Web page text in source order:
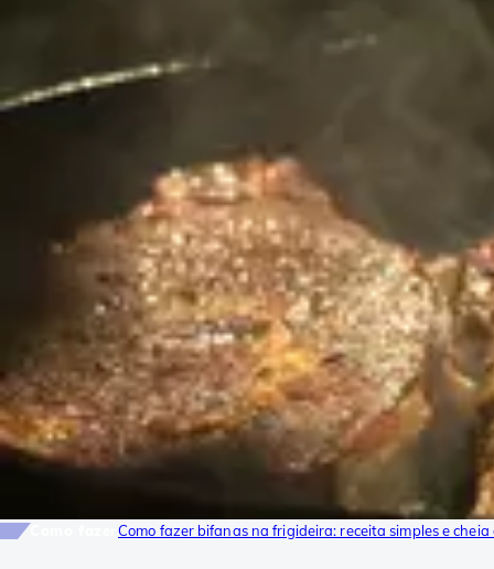
Como fazer bifanas na frigideira: receita simples e cheia